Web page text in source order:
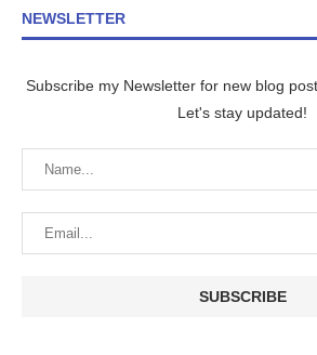
NEWSLETTER
Subscribe my Newsletter for new blog
Let's stay updated!